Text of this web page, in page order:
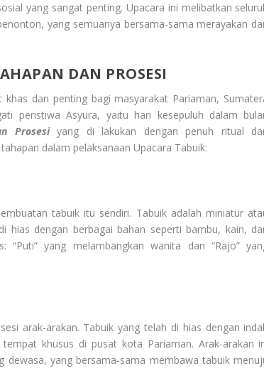
yang sangat penting. Upacara ini melibatkan
yang semuanya bersama-sama merayakan
DAN PROSESI
dan penting bagi masyarakat Pariaman,
peristiwa Asyura, yaitu hari kesepuluh dalam
Prosesiyang di lakukan dengan penuh ritual
dalam pelaksanaan Upacara Tabuik:
tabuik itu sendiri. Tabuik adalah miniatur
hias dengan berbagai bahan seperti bambu, kain,
yang melambangkan wanita dan “Rajo”
arak-arakan. Tabuik yang telah di hias dengan
khusus di pusat kota Pariaman. Arak-arakan
dewasa, yang bersama-sama membawa tabuik